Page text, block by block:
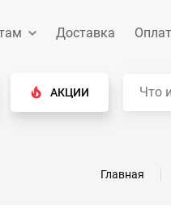
Доставка
АКЦИИ
Главная